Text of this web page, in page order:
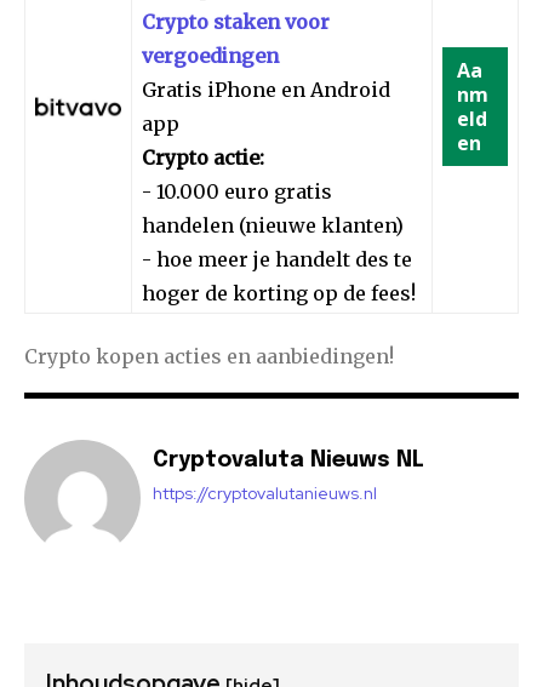
Crypto staken voor
vergoedingen
Gratis iPhone en Android
app
Crypto actie:
- 10.000 euro gratis
handelen (nieuwe klanten)
- hoe meer je handelt des te
hoger de korting op de fees!
Aa
nm
eld
en
Crypto kopen acties en aanbiedingen!
Cryptovaluta Nieuws NL
https://cryptovalutanieuws.nl